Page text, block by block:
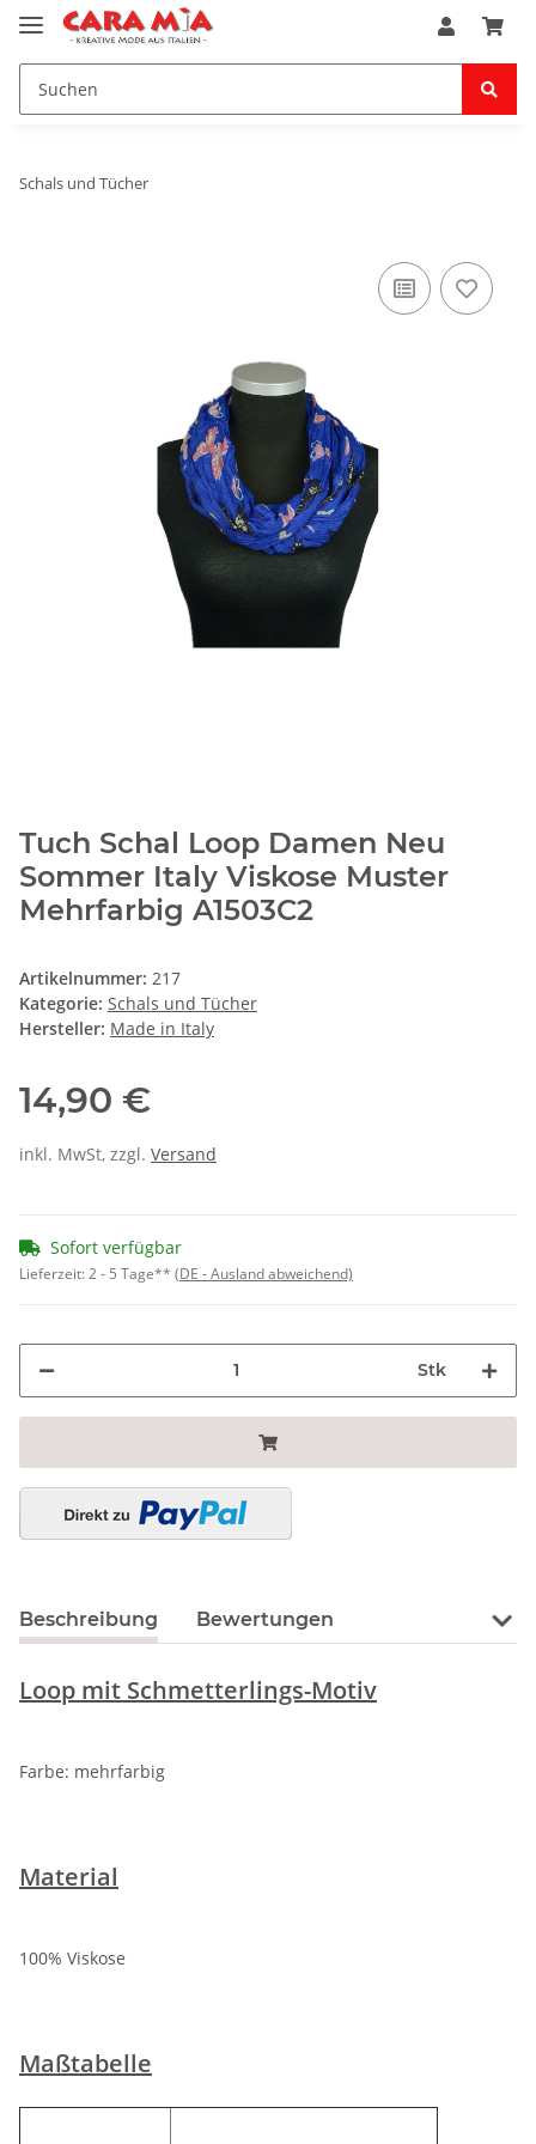
Schals und Tücher
Tuch Schal Loop Damen Neu
Sommer Italy Viskose Muster
Mehrfarbig A1503C2
Artikelnummer: 217
Kategorie: Schals und Tücher
Hersteller: Made in Italy
14,90 €
inkl. MwSt, zzgl. Versand
Sofort verfügbar
Lieferzeit:2 - 5 Tage** (DE - Ausland abweichend)
Stk
Beschreibung Bewertungen
Loop mit Schmetterlings-Motiv
Farbe: mehrfarbig
Material
100% Viskose
Maßtabelle